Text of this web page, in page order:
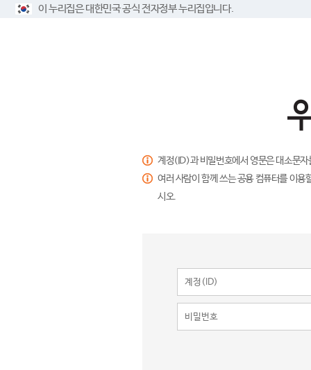
이 누리집은 대한민국 공식 전자정부 누리집입니다.
계정(ID)과 비밀번호에서 영문은 대소문
여러 사람이 함께 쓰는 공용 컴퓨터를 이
시오.